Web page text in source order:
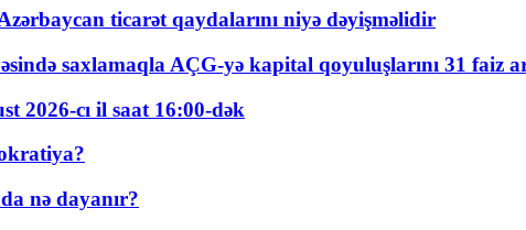
ticarət qaydalarını niyə dəyişməlidir
saxlamaqla AÇG-yə kapital qoyuluşlarını 31 faiz
2026-cı il saat 16:00-dək
nə dayanır?